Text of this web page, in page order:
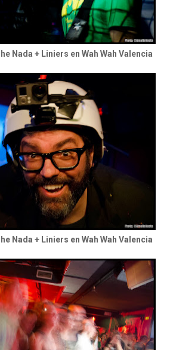
Nada + Liniers en Wah Wah Valencia
Nada + Liniers en Wah Wah Valencia